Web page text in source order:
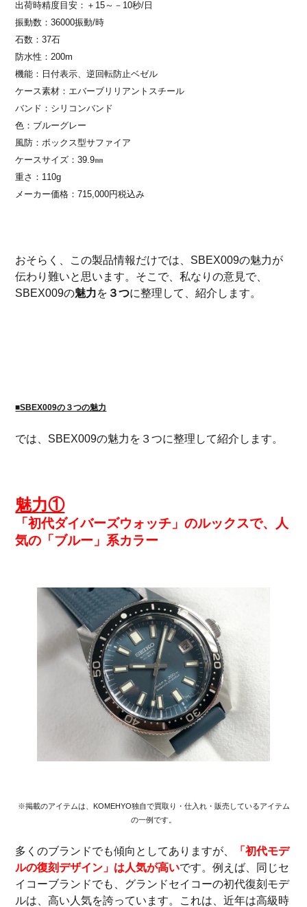
出荷時精度目安：＋15～－10秒/日
振動数：36000振動/時
石数：37石
防水性：200m
機能：日付表示、逆回転防止ベゼル
ケース素材：エバーブリリアントスチール
バンド：シリコンバンド
色：ブルーグレー
風防：ボックス型サファイア
ケースサイズ：39.9㎜
重さ：110g
メーカー価格：715,000円税込み
おそらく、この製品情報だけでは、SBEX009の魅力が
伝わり難いと思います。そこで、私なりの意見で、
SBEX009の魅力を ３つに整理して、紹介します。
■SBEX009の３つの魅力
では、SBEX009の魅力を３つに整理して紹介します。
魅力①
「初代ダイバーズウォッチ」のルックスで、人
気の「ブルー」系カラー
※掲載のアイテムは、KOMEHYO独自で買取り・仕入れ・販売しているアイテム
の一例です。
多くのブランドでも傾向としてありますが、
「初代モデ
ルの復刻デザイン」は人気が高いです。例えば、同じセ
イコーブランドでも、グランドセイコーの初代復刻モデ
ルは、高い人気を誇っています。これは、近年は高級時